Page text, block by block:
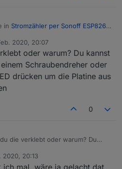
{m} %3smn% KWh
{m} %3syn% KWh
{m} %4sspr% €
{m} %2ysgp% €
{m} %3sma% KWh
{m} %3sya% KWh
in Stromzähler per Sonoff ESP8266
du gerne auch probieren.
du dazu auch den
dem Volkszähler auslöten und
an den ESP anschließen.
ich ohne weiteres nicht mehr
raus.... werde wohl alles nochmal
2020, 20:07
oder warum? Du kannst
Schraubendreher oder
drücken um die Platine aus
0
die verklebt oder warum? Du
oder Kugelschreiber auf die LED
Platine aus dem Gehäuse zu
2020, 20:13
ich mal, wäre ja gelacht dat